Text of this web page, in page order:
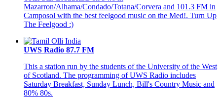
Mazarron/Alhama/Condado/Totana/Corvera and 101.3 FM in
Camposol with the best feelgood music on the Med!. Turn Up
The Feelgood :)
UWS Radio 87.7 FM
This a station run by the students of the University of the West
of Scotland. The programming of UWS Radio includes
Saturday Breakfast, Sunday Lunch, Bill's Country Music and
80% 80s.